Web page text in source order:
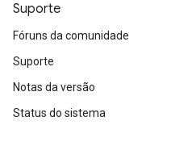
Suporte
Fóruns da comunidade
Suporte
Notas da versão
Status do sistema